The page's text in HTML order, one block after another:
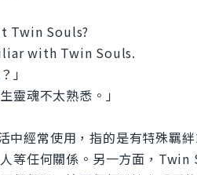
Twin Souls?
with Twin Souls.
」
靈魂不太熟悉。」
經常使用，指的是有特殊羈
等任何關係。另一方面，